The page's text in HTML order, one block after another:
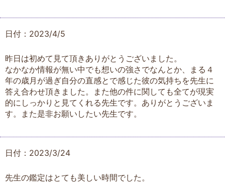
日付：2023/4/5
昨日は初めて見て頂きありがとうございました。
なかなか情報が無い中でも想いの強さでなんとか、まる４
年の歳月が過ぎ自分の直感とで感じた彼の気持ちを先生に
答え合わせ頂きました。また他の件に関しても全てが現実
的にしっかりと見てくれる先生です。ありがとうございま
す。また是非お願いしたい先生です。
日付：2023/3/24
先生の鑑定はとても美しい時間でした。